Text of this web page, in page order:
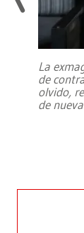
La
de
olvido,
de